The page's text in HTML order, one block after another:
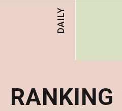
DAILY
RANKING
RANKING
RANKING